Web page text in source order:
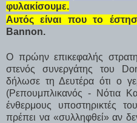
φυλακίσουμε.
Αυτός είναι που το
Bannon.
Ο πρώην επικεφαλής
στενός συνεργάτης του
δήλωσε τη Δευτέρα ότι ο
(Ρεπουμπλικανός - Νότια
ένθερμους υποστηρικτές
πρέπει να «συλληφθεί» αν